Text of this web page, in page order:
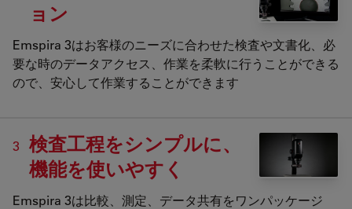
ョン
Emspira 3はお客様のニーズに合わせた検査や文書化、必
要な時のデータアクセス、作業を柔軟に行うことができる
ので、安心して作業することができます
3
検査工程をシンプルに、
機能を使いやすく
Emspira 3は比較、測定、データ共有をワンパッケージ